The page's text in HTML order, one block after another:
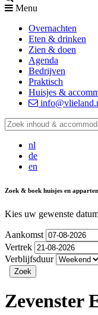
Menu
Overnachten
Eten & drinken
Zien & doen
Agenda
Bedrijven
Praktisch
Huisjes &
nl
de
en
Zoek & boek huisjes en
Kies uw gewenste
Aankomst
Vertrek
Verblijfsduur
Zevenster